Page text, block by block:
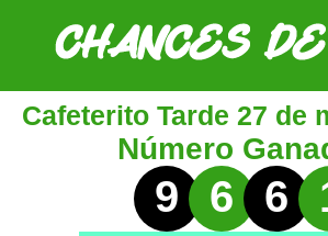
Cafeterito Tarde 27 de
Número
9 6 6